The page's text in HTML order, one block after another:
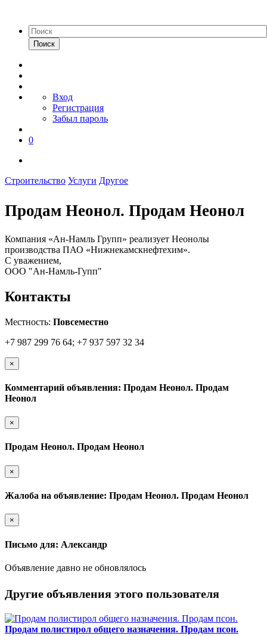
Поиск
Вход
Регистрация
Забыл пароль
0
Строительство Услуги Другое
Продам Неонол. Продам Неонол
Компания «Ан-Намль Групп» реализует Неонолы
производства ПАО «Нижнекамскнефтехим».
C уважением,
ООО "Ан-Намль-Гупп"
Контакты
Местность: Повсеместно
+7 987 299 76 64; +7 937 597 32 34
×
Комментарий объявления: Продам Неонол. Продам
Неонол
×
Продам Неонол. Продам Неонол
×
Жалоба на объявление: Продам Неонол. Продам Неонол
×
Письмо для: Александр
Объявление давно не обновлялось
Другие объявления этого пользователя
Продам полистирол общего назначения. Продам псон.